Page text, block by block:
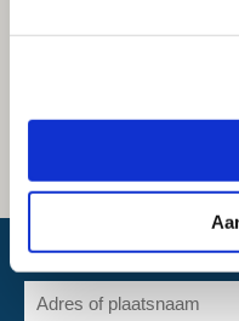
Wat is mijn reistijd?